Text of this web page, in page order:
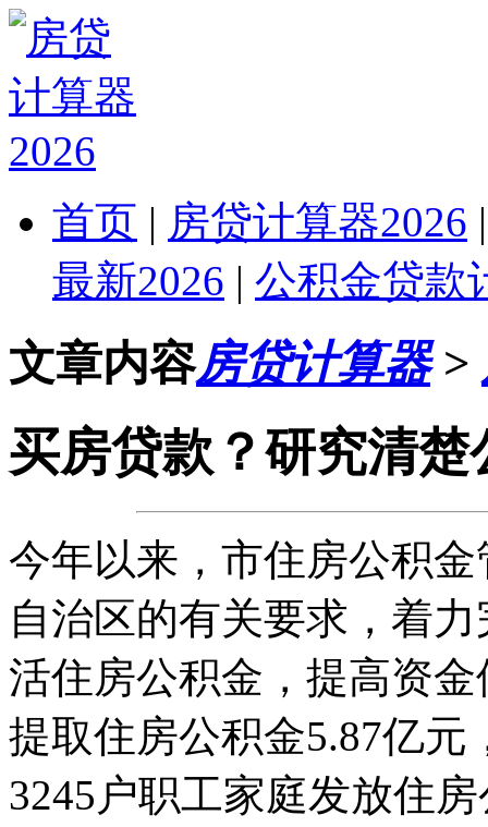
首页 | 房贷计算器2026
最新2026 | 公积金贷款
文章内容房贷计算器>
买房贷款？研究清
今年以来，市住房公积
自治区的有关要求，着
活住房公积金，提高资
提取住房公积金5.87亿元
3245户职工家庭发放住